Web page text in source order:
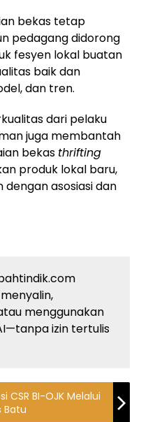
bekas tetap
pedagang didorong
fesyen lokal buatan
baik dan
dan tren.
dari pelaku
juga membantah
bekas thrifting
produk lokal baru,
asosiasi dan
menggunakan
izin tertulis
CSR BI-OJK Melalui
Batu